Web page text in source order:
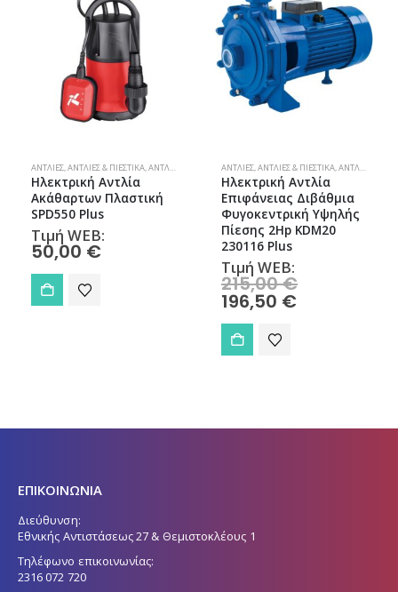
€.
ΑΝΤΛΊΕΣ,ΑΝΤΛΊΕΣ & ΠΙΕΣΤΙΚΆ,ΑΝΤΛΊΕΣ ΟΜΒΡΊΩΝ-ΛΥΜΆΤΩΝ
Ηλεκτρική Αντλία
Ακάθαρτων Πλαστική
SPD550 Plus
Τιμή WEB:
50,00 €
ΑΝΤΛΊΕΣ,ΑΝΤΛΊΕΣ & ΠΙΕΣΤΙΚΆ,ΑΝΤΛΊΕΣ ΕΠΙΦΆΝΕΙΑΣ
Ηλεκτρική Αντλία
Επιφάνειας Διβάθμια
Φυγοκεντρική Υψηλής
Πίεσης 2Hp KDM20
230116 Plus
Τιμή WEB:
215,00€
196,50 €Η
ΕΠΙΚΟΙΝΩΝΙΑ
Διεύθυνση:
Εθνικής Αντιστάσεως 27 & Θεμιστοκλέους 1
Τηλέφωνο επικοινωνίας:
2316 072 720